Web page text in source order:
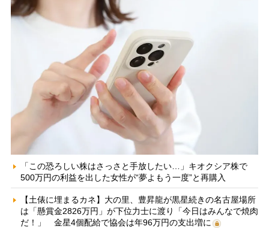
「この恐ろしい株はさっさと手放したい…」キオクシア株で
500万円の利益を出した女性が“夢よもう一度”と再購入
【土俵に埋まるカネ】大の里、豊昇龍が黒星続きの名古屋場所
は「懸賞金2826万円」が下位力士に渡り「今日はみんなで焼肉
だ！」 金星4個配給で協会は年96万円の支出増に